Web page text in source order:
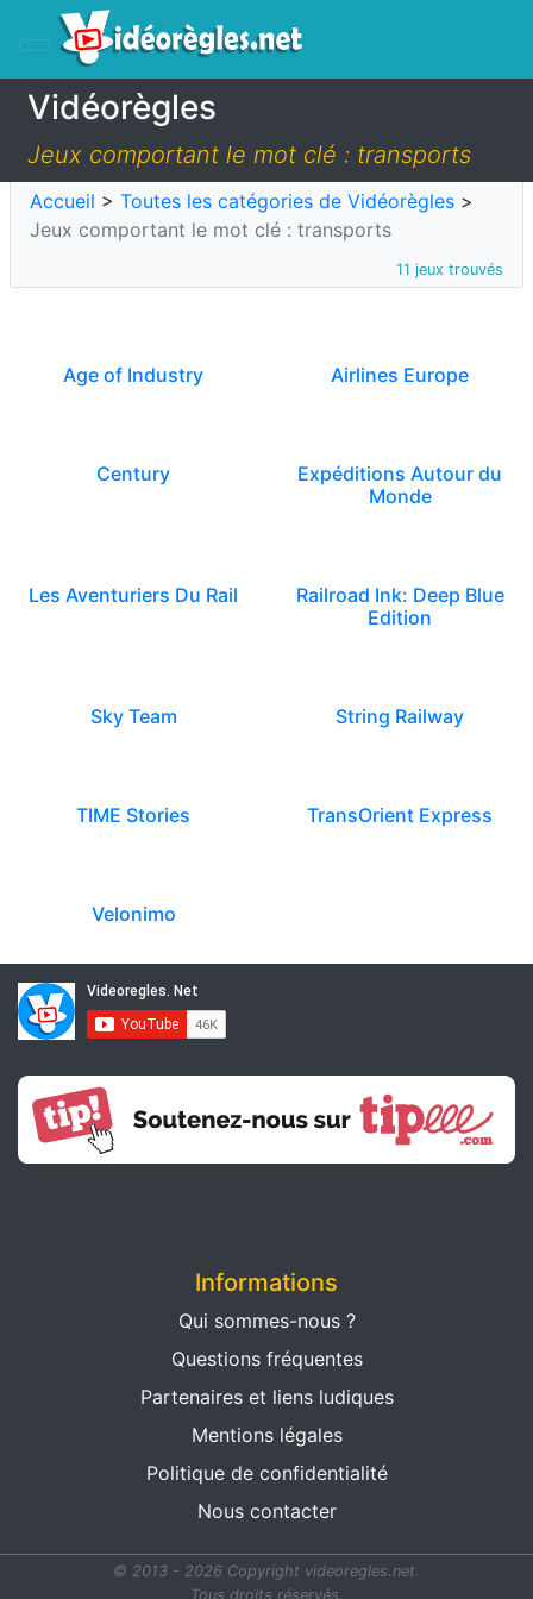
Vidéorègles
Jeux comportant le mot clé : transports
Accueil > Toutes les catégories de Vidéorègles >
Jeux comportant le mot clé : transports
11 jeux trouvés
Age of Industry Airlines Europe
Century
Expéditions Autour du
Monde
Les Aventuriers Du Rail
Railroad Ink: Deep Blue
Edition
Sky Team String Railway
TIME Stories TransOrient Express
Velonimo
Informations
Qui sommes-nous ?
Questions fréquentes
Partenaires et liens ludiques
Mentions légales
Politique de confidentialité
Nous contacter
© 2013 - 2026 Copyright videoregles.net.
Tous droits réservés.